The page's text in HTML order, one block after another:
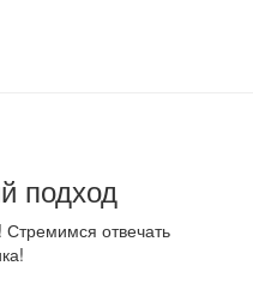
подход
отвечать